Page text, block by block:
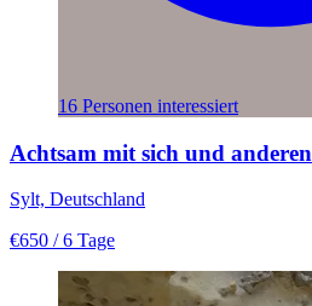
16 Personen interessiert
Achtsam mit sich und anderen
Sylt, Deutschland
€650 / 6 Tage